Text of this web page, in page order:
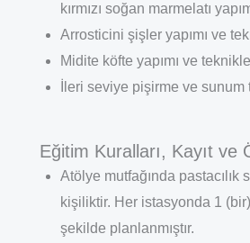
kırmızı soğan marmelatı
Arrosticini şişler yapımı ve
Midite köfte yapımı ve
İleri seviye pişirme ve sunum
Eğitim Kuralları, Kayıt ve
Atölye mutfağında pastacılık
kişiliktir. Her istasyonda 1
şekilde planlanmıştır.